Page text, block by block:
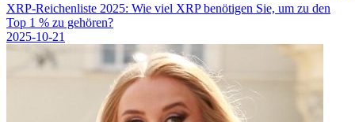
XRP-Reichenliste 2025: Wie viel XRP benötigen Sie, um zu den
Top 1 % zu gehören?
2025-10-21